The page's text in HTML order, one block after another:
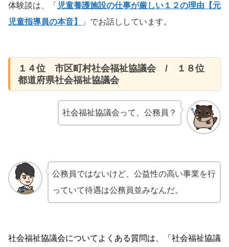
体験談は、「 児童養護施設の仕事が厳しい１２の理由【元
児童指導員の本音】
」でお話ししています。
１４位 市区町村社会福祉協議会 / １８位
都道府県社会福祉協議会
社会福祉協議会って、公務員？
公務員ではないけど、公益性の高い事業を行
っていて待遇は公務員並みなんだ。
社会福祉協議会について よくある質問は、
「社会福祉協議